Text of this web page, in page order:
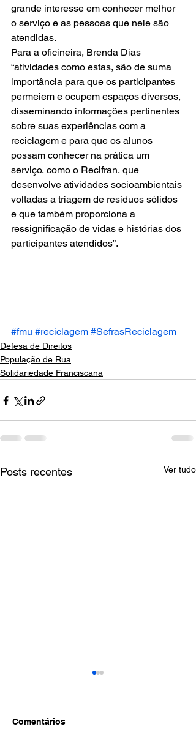
grande interesse em conhecer melhor
o serviço e as pessoas que nele são
atendidas.
Para a oficineira, Brenda Dias
“atividades como estas, são de suma
importância para que os participantes
permeiem e ocupem espaços diversos,
disseminando informações pertinentes
sobre suas experiências com a
reciclagem e para que os alunos
possam conhecer na prática um
serviço, como o Recifran, que
desenvolve atividades socioambientais
voltadas a triagem de resíduos sólidos
e que também proporciona a
ressignificação de vidas e histórias dos
participantes atendidos”.
#fmu #reciclagem #SefrasReciclagem
Defesa de Direitos
População de Rua
Solidariedade Franciscana
Posts recentes Ver tudo
Comentários